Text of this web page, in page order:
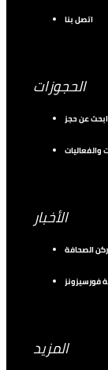
اتصل بنا
الحجوزات
ابحث عن حجز
والفعاليات
الأخبار
ركن الصحافة
فورسيزونز
المزيد